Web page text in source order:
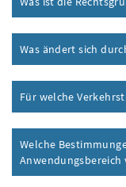
Was ändert sich
Für welche
Welche
Anwendungsbereich